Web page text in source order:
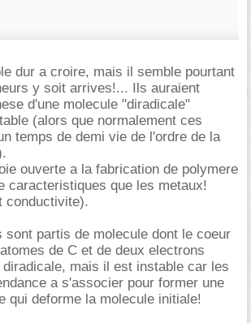
dur a croire, mais il semble pourtant
y soit arrives!... Ils auraient
d'une molecule "diradicale"
(alors que normalement ces
temps de demi vie de l'ordre de la
ouverte a la fabrication de polymere
caracteristiques que les metaux!
conductivite).
sont partis de molecule dont le coeur
de C et de deux electrons
mais il est instable car les
a s'associer pour former une
qui deforme la molecule initiale!